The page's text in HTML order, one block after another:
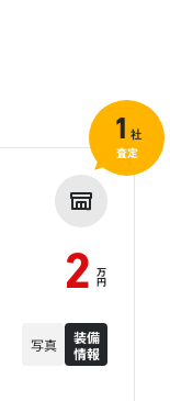
2 万
円
写真
装備
情報
1 社
査定